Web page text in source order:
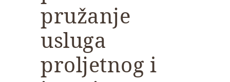
pružanje
usluga
proljetnog i